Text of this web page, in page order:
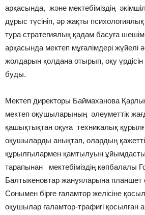
арқасында, және мектебіміздің
дұрыс түсініп, әр жақты
тура стратегиялық қадам басуға
арқасында мектеп мұғалімдері жүйелі
жолдарын қолдана отырып, оқу
буды.
Мектеп директоры Баймаханова
мектеп оқушыларының әлеуметтік
қашықтықтан оқуға техникалық
оқушыларды анықтап, олардың
құрылғылармен қамтылуын
тарапынан мектебіміздің көпбалалы
Балтыкеновтар жанұяларына планшет
Сонымен бірге ғаламтор желісіне
оқушылар ғаламтор-трафигі қосылған